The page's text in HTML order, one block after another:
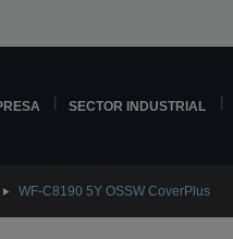
SECTOR INDUSTRIAL
WF-C8190 5Y OSSW CoverPlus